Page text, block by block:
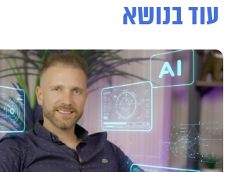
עוד בנושא